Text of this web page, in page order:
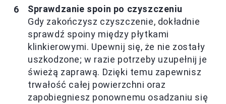
Sprawdzanie spoin po czyszczeniu
Gdy zakończysz czyszczenie, dokładnie
sprawdź spoiny między płytkami
klinkierowymi. Upewnij się, że nie zostały
uszkodzone; w razie potrzeby uzupełnij je
świeżą zaprawą. Dzięki temu zapewnisz
trwałość całej powierzchni oraz
zapobiegniesz ponownemu osadzaniu się